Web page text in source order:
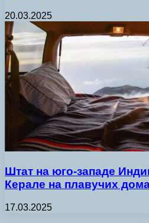
20.03.2025
Штат на юго-западе
Керале на плавучих
17.03.2025